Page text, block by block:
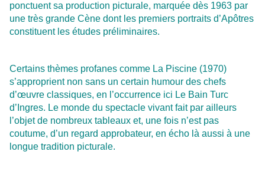
ponctuent sa production picturale, marquée dès 1963 par
une très grande Cène dont les premiers portraits d’Apôtres
constituent les études préliminaires.
Certains thèmes profanes comme La Piscine (1970)
s’approprient non sans un certain humour des chefs
d’œuvre classiques, en l’occurrence ici Le Bain Turc
d’Ingres. Le monde du spectacle vivant fait par ailleurs
l’objet de nombreux tableaux et, une fois n’est pas
coutume, d’un regard approbateur, en écho là aussi à une
longue tradition picturale.